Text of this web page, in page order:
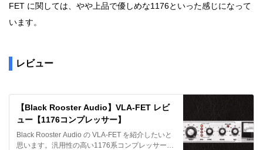
FET に関しては、やや上品で優しめな1176といった感じになって
います。
レビュー
【Black Rooster Audio】VLA-FET レビ
ュー【1176コンプレッサー】
Black Rooster Audio の VLA-FET を紹介したいと
思います。汎用性の高い1176系コンプレッサーで